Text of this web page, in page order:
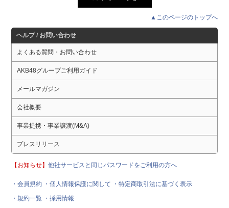
▲このページのトップへ
ヘルプ / お問い合わせ
よくある質問・お問い合わせ
AKB48グループご利用ガイド
メールマガジン
会社概要
事業提携・事業譲渡(M&A)
プレスリリース
【お知らせ】他社サービスと同じパスワードをご利用の方へ
・会員規約 ・個人情報保護に関して
・特定商取引法に基づく表示
・規約一覧 ・採用情報